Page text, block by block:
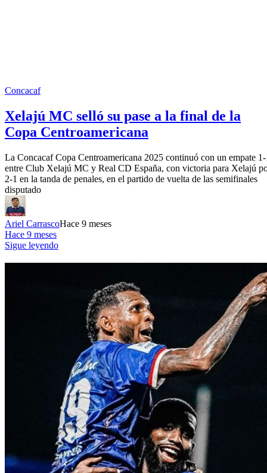
Concacaf
Xelajú MC selló su pase a la final de la
Copa Centroamericana
La Concacaf Copa Centroamericana 2025 continuó con un empate
entre Club Xelajú MC y Real CD España, con victoria para Xelajú
2-1 en la tanda de penales, en el partido de vuelta de las semifinales
disputado
Ariel CarrascoHace 9 meses
Hace 9 meses
Sigue leyendo